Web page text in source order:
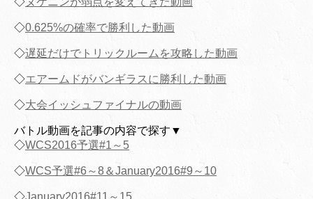
◇0.625%の確率で勝利した動画
◇遅延だけでトリックルームを攻略した動画
◇エアームドがバンギラスに勝利した動画
◇大会イッシュファイナルの動画
バトル動画を記事の内容で探す▼
◇WCS2016予選#1～5
◇WCS予選#6～8＆January2016#9～10